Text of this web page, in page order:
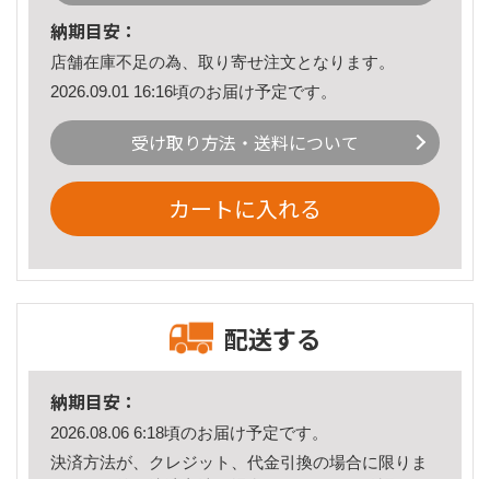
納期目安：
店舗在庫不足の為、取り寄せ注文となります。
2026.09.01 16:16頃のお届け予定です。
受け取り方法・送料について
カートに入れる
配送する
納期目安：
2026.08.06 6:18頃のお届け予定です。
決済方法が、クレジット、代金引換の場合に限りま